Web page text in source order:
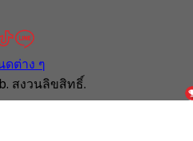
ต่าง ๆ
สงวนลิขสิทธิ์.